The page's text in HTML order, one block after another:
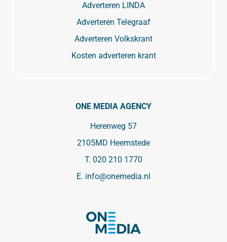
Adverteren LINDA
Adverteren Telegraaf
Adverteren Volkskrant
Kosten adverteren krant
ONE MEDIA AGENCY
Herenweg 57
2105MD Heemstede
T. 020 210 1770
E. info@onemedia.nl